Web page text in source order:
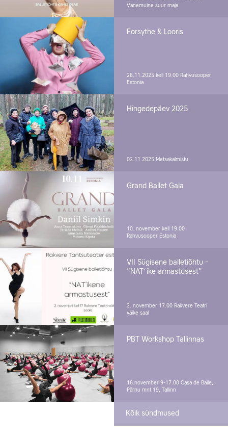
Vanemuine suur maja
Forsythe & Looris
28.11.2025 kell 19.00 Rahvusooper
Estonia
Hingedepäev 2025
02.11.2025 Metsakalmistu
Grand Ballet Gala
10. november kell 19.00
Rahvusooper Estonia
VII Sügisene balletiõhtu -
"NAT´ike armastusest"
2. november 17.00 Rakvere Teatri
väike saal
PBT Workshop Tallinnas
16.november 9-17.00 Casa de Baile,
Pärnu mnt 19, Tallinn
Kõik sündmused